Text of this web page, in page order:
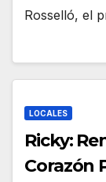
Rosselló, el
LOCALES
Ricky:
Corazón